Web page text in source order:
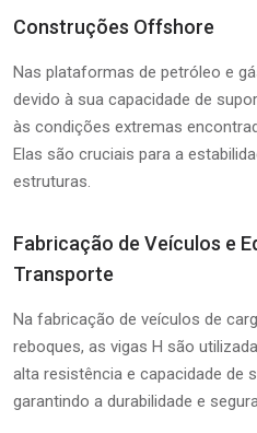
Construções Offshore
Nas plataformas de petróleo e
devido à sua capacidade de
às condições extremas
Elas são cruciais para a
estruturas.
Fabricação de Veículos e
Transporte
Na fabricação de veículos de
reboques, as vigas H são
alta resistência e capacidade de
garantindo a durabilidade e